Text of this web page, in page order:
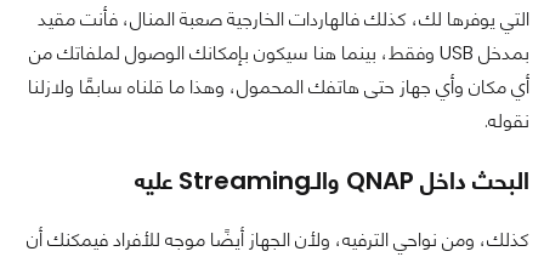
التي يوفرها لك، كذلك فالهاردات الخارجية صعبة المنال، فأنت مقيد
بمدخل USB وفقط، بينما هنا سيكون بإمكانك الوصول لملفاتك من
أي مكان وأي جهاز حتى هاتفك المحمول، وهذا ما قلناه سابقًا ولازلنا
نقوله.
البحث داخل QNAP والـStreaming عليه
كذلك، ومن نواحي الترفيه، ولأن الجهاز أيضًا موجه للأفراد فيمكنك أن